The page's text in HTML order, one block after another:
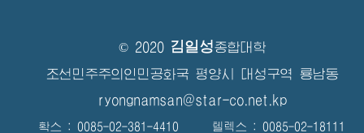
© 2020 김일성종합대학
조선민주주의인민공화국 평양시 대성구역 룡남동
ryongnamsan@star-co.net.kp
확스 : 0085-02-381-4410 텔렉스 : 0085-02-18111